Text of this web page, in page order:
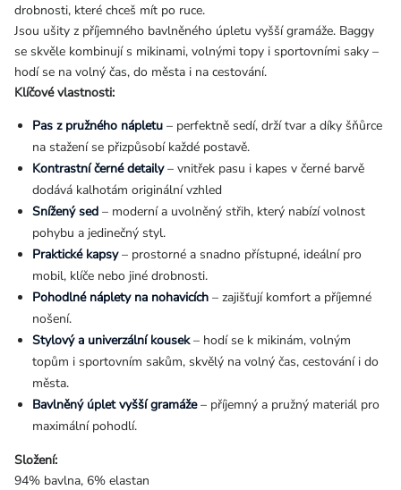
drobnosti, které chceš mít po ruce.
Jsou ušity z příjemného bavlněného úpletu vyšší gramáže. Baggy
se skvěle kombinují s mikinami, volnými topy i sportovními saky –
hodí se na volný čas, do města i na cestování.
Klíčové vlastnosti:
Pas z pružného nápletu – perfektně sedí, drží tvar a díky šňůrce
na stažení se přizpůsobí každé postavě.
Kontrastní černé detaily– vnitřek pasu i kapes v černé barvě
dodává kalhotám originální vzhled
Snížený sed – moderní a uvolněný střih, který nabízí volnost
pohybu a jedinečný styl.
Praktické kapsy– prostorné a snadno přístupné, ideální pro
mobil, klíče nebo jiné drobnosti.
Pohodlné náplety na nohavicích – zajišťují komfort a příjemné
nošení.
Stylový a univerzální kousek– hodí se k mikinám, volným
topům i sportovním sakům, skvělý na volný čas, cestování i do
města.
Bavlněný úplet vyšší gramáže– příjemný a pružný materiál pro
maximální pohodlí.
Složení:
94% bavlna, 6% elastan